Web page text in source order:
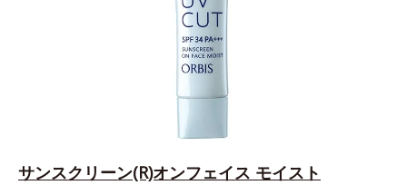
サンスクリーン(R)オンフェイス モイスト